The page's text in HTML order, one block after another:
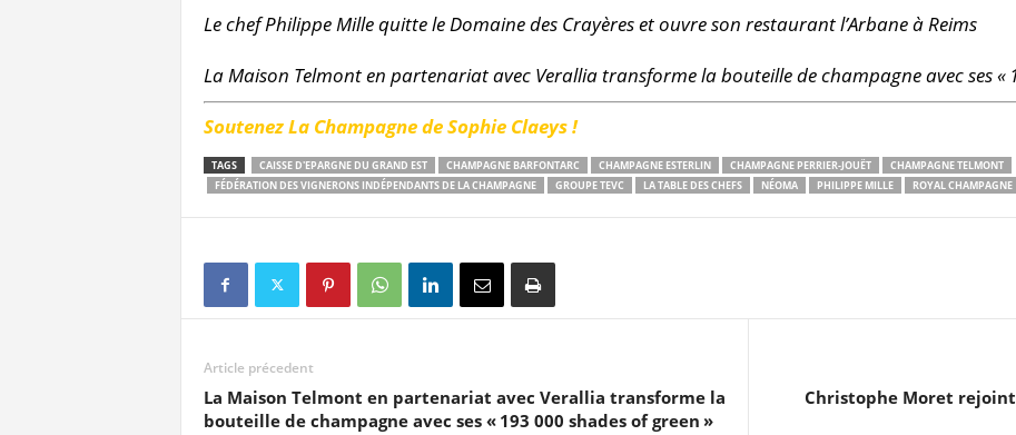
Le chef Philippe Mille quitte le Domaine des Crayères et ouvre son restaurant l’Arbane à Reims
La Maison Telmont en partenariat avec Verallia transforme la bouteille de champagne avec ses «
Soutenez La Champagne de Sophie Claeys !
TAGS CAISSE D'EPARGNE DU GRAND EST CHAMPAGNE BARFONTARC CHAMPAGNE ESTERLIN CHAMPAGNE PERRIER-JOUËT
CHAMPAGNE TELMONT
FÉDÉRATION DES VIGNERONS INDÉPENDANTS DE LA CHAMPAGNE
GROUPE TEVC LA TABLE DES CHEFS NÉOMA PHILIPPE MILLE ROYAL CHAMPAGNE
Article précedent
La Maison Telmont en partenariat avec Verallia transforme la
bouteille de champagne avec ses « 193 000 shades of green »
Christophe Moret